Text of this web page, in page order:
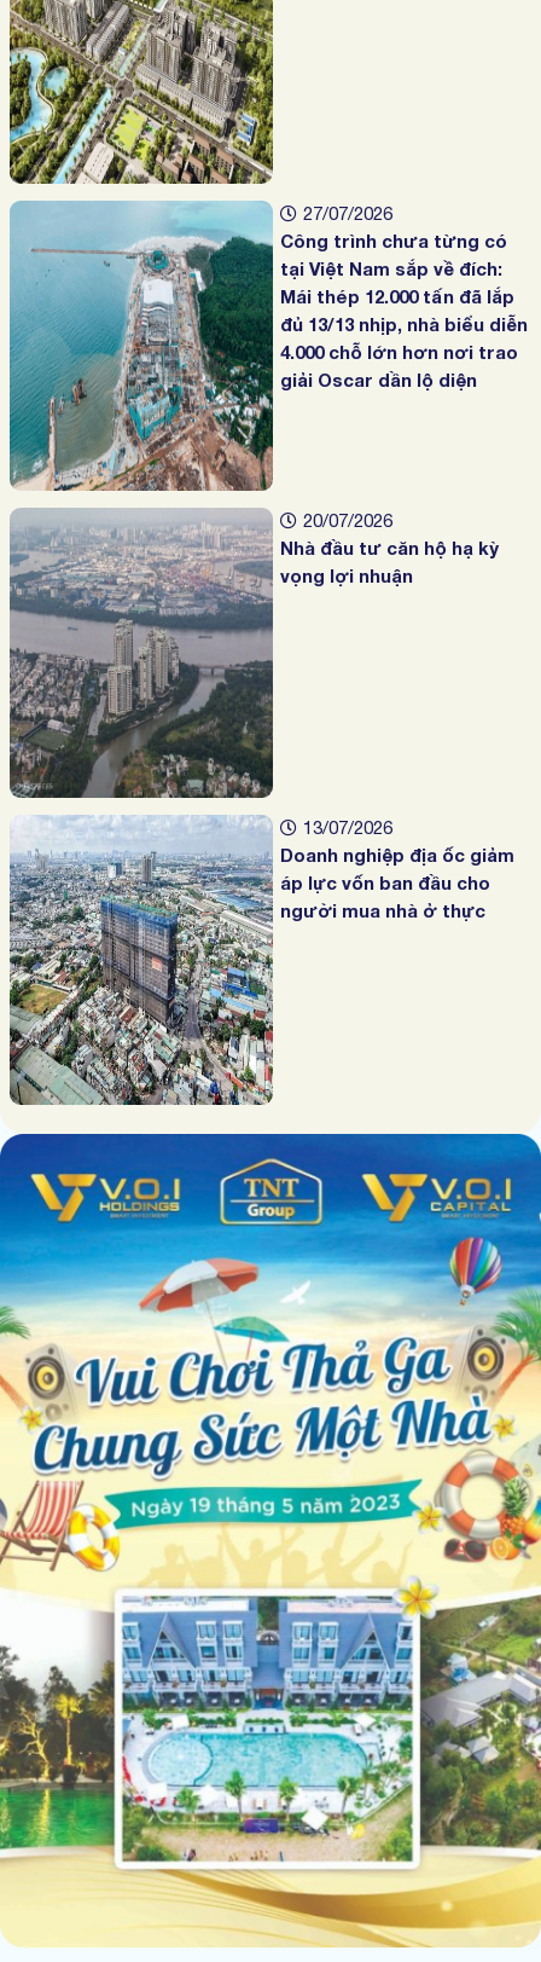
27/07/2026
Công trình chưa từng có
tại Việt Nam sắp về đích:
Mái thép 12.000 tấn đã lắp
đủ 13/13 nhịp, nhà biểu diễn
4.000 chỗ lớn hơn nơi trao
giải Oscar dần lộ diện
20/07/2026
Nhà đầu tư căn hộ hạ kỳ
vọng lợi nhuận
13/07/2026
Doanh nghiệp địa ốc giảm
áp lực vốn ban đầu cho
người mua nhà ở thực